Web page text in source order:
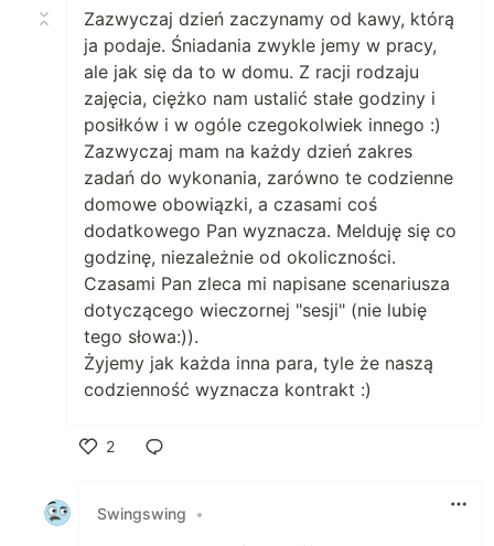
Zazwyczaj dzień zaczynamy od kawy, którą
ja podaje. Śniadania zwykle jemy w pracy,
ale jak się da to w domu. Z racji rodzaju
zajęcia, ciężko nam ustalić stałe godziny i
posiłków i w ogóle czegokolwiek innego :)
Zazwyczaj mam na każdy dzień zakres
zadań do wykonania, zarówno te codzienne
domowe obowiązki, a czasami coś
dodatkowego Pan wyznacza. Melduję się co
godzinę, niezależnie od okoliczności.
Czasami Pan zleca mi napisane scenariusza
dotyczącego wieczornej "sesji" (nie lubię
tego słowa:)).
Żyjemy jak każda inna para, tyle że naszą
codzienność wyznacza kontrakt :)
2
Swingswing
•